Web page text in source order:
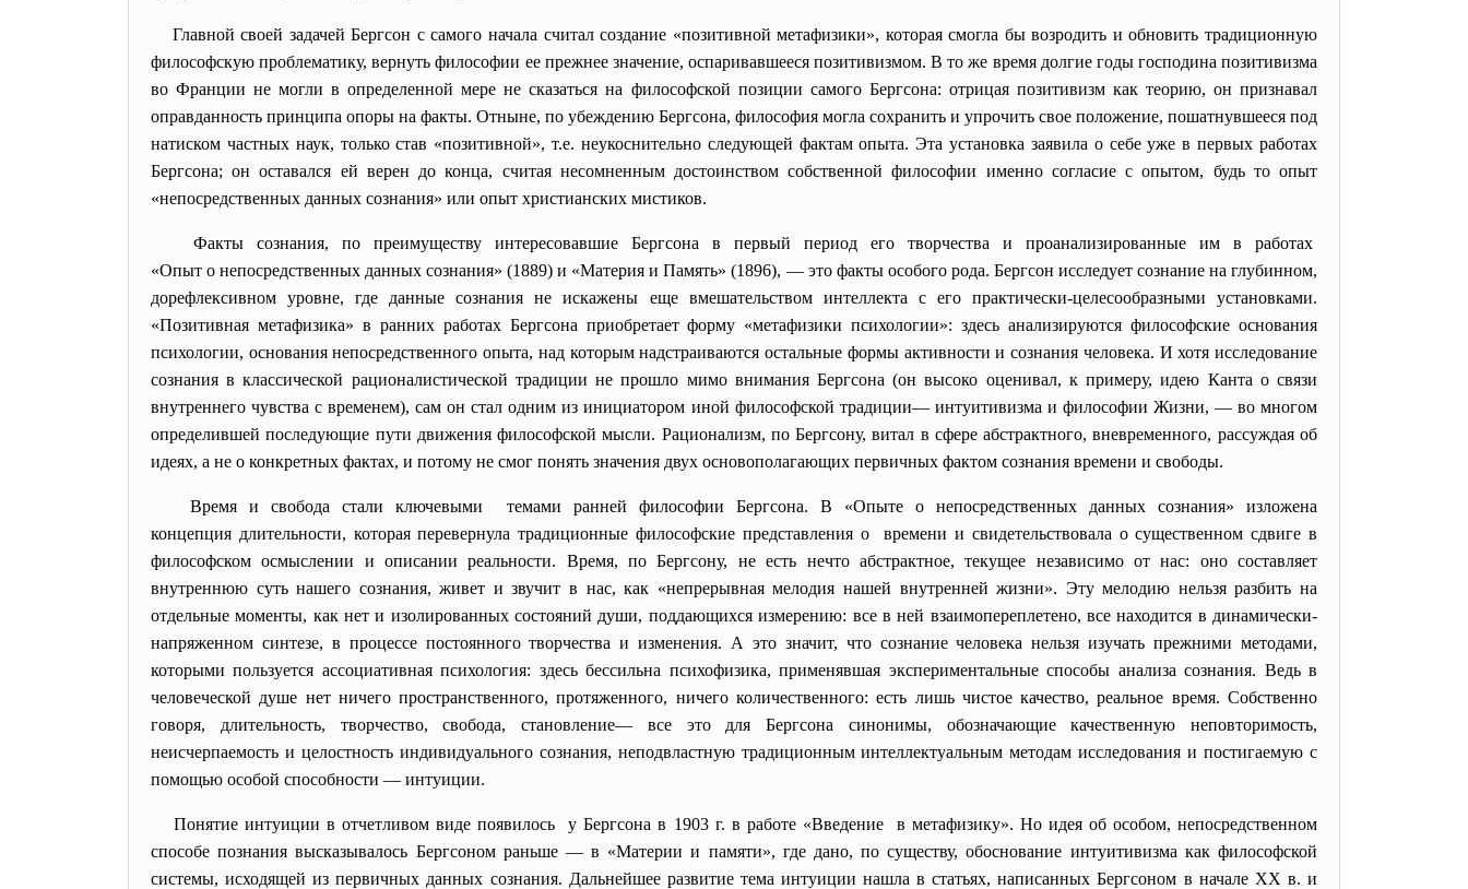
Главной своей задачей Бергсон с самого начала считал создание «позитивной метафизики», которая смогла бы возродить и обновить традиционную
философскую проблематику, вернуть философии ее прежнее значение, оспаривавшееся позитивизмом. В то же время долгие годы господина позитивизма
во Франции не могли в определенной мере не сказаться на философской позиции самого Бергсона: отрицая позитивизм как теорию, он признавал
оправданность принципа опоры на факты. Отныне, по убеждению Бергсона, философия могла сохранить и упрочить свое положение, пошатнувшееся под
натиском частных наук, только став «позитивной», т.е. неукоснительно следующей фактам опыта. Эта установка заявила о себе уже в первых работах
Бергсона; он оставался ей верен до конца, считая несомненным достоинством собственной философии именно согласие с опытом, будь то опыт
«непосредственных данных сознания» или опыт христианских мистиков.
Факты сознания, по преимуществу интересовавшие Бергсона в первый период его творчества и проанализированные им в работах
«Опыт о непосредственных данных сознания» (1889) и «Материя и Память» (1896), — это факты особого рода. Бергсон исследует сознание на глубинном,
дорефлексивном уровне, где данные сознания не искажены еще вмешательством интеллекта с его практически-целесообразными установками.
«Позитивная метафизика» в ранних работах Бергсона приобретает форму «метафизики психологии»: здесь анализируются философские основания
психологии, основания непосредственного опыта, над которым надстраиваются остальные формы активности и сознания человека. И хотя исследование
сознания в классической рационалистической традиции не прошло мимо внимания Бергсона (он высоко оценивал, к примеру, идею Канта о связи
внутреннего чувства с временем), сам он стал одним из инициатором иной философской традиции— интуитивизма и философии Жизни, — во многом
определившей последующие пути движения философской мысли. Рационализм, по Бергсону, витал в сфере абстрактного, вневременного, рассуждая об
идеях, а не о конкретных фактах, и потому не смог понять значения двух основополагающих первичных фактом сознания времени и свободы.
Время и свобода стали ключевыми темами ранней философии Бергсона. В «Опыте о непосредственных данных сознания» изложена
концепция длительности, которая перевернулатрадиционные философские представления о времени и свидетельствовала о существенном сдвиге в
философском осмыслении и описании реальности. Время, по Бергсону, не есть нечто абстрактное, текущее независимо от нас: оно составляет
внутреннюю суть нашего сознания, живет и звучит в нас, как «непрерывная мелодия нашей внутренней жизни». Эту мелодию нельзя разбить на
отдельные моменты, как нет и изолированных состояний души, поддающихся измерению: все в ней взаимопереплетено, все находится в динамически-
напряженном синтезе, в процессе постоянного творчества и изменения. А это значит, что сознание человека нельзя изучать прежними методами,
которыми пользуется ассоциативная психология: здесь бессильна психофизика, применявшая экспериментальные способы анализа сознания. Ведь в
человеческой душе нет ничего пространственного, протяженного, ничего количественного: есть лишь чистое качество, реальное время. Собственно
говоря, длительность, творчество, свобода, становление— все это для Бергсона синонимы, обозначающие качественную неповторимость,
неисчерпаемость и целостность индивидуального сознания, неподвластную традиционным интеллектуальным методам исследования и постигаемую с
помощью особой способности — интуиции.
Понятие интуиции в отчетливом виде появилось у Бергсона в 1903 г. в работе «Введение в метафизику». Но идея об особом, непосредственном
способе познания высказывалось Бергсоном раньше — в «Материи и памяти», где дано, по существу, обоснование интуитивизма как философской
системы, исходящей из первичных данных сознания. Дальнейшее развитие тема интуиции нашла в статьях, написанных Бергсоном в начале XX в. и